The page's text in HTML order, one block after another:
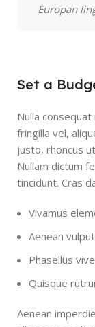
Europan
Set a
Nulla
fringilla vel,
justo, rhoncus
Nullam dictum
tincidunt. Cras
Vivamus
Aenean
Phasellus
Quisque
Aenean